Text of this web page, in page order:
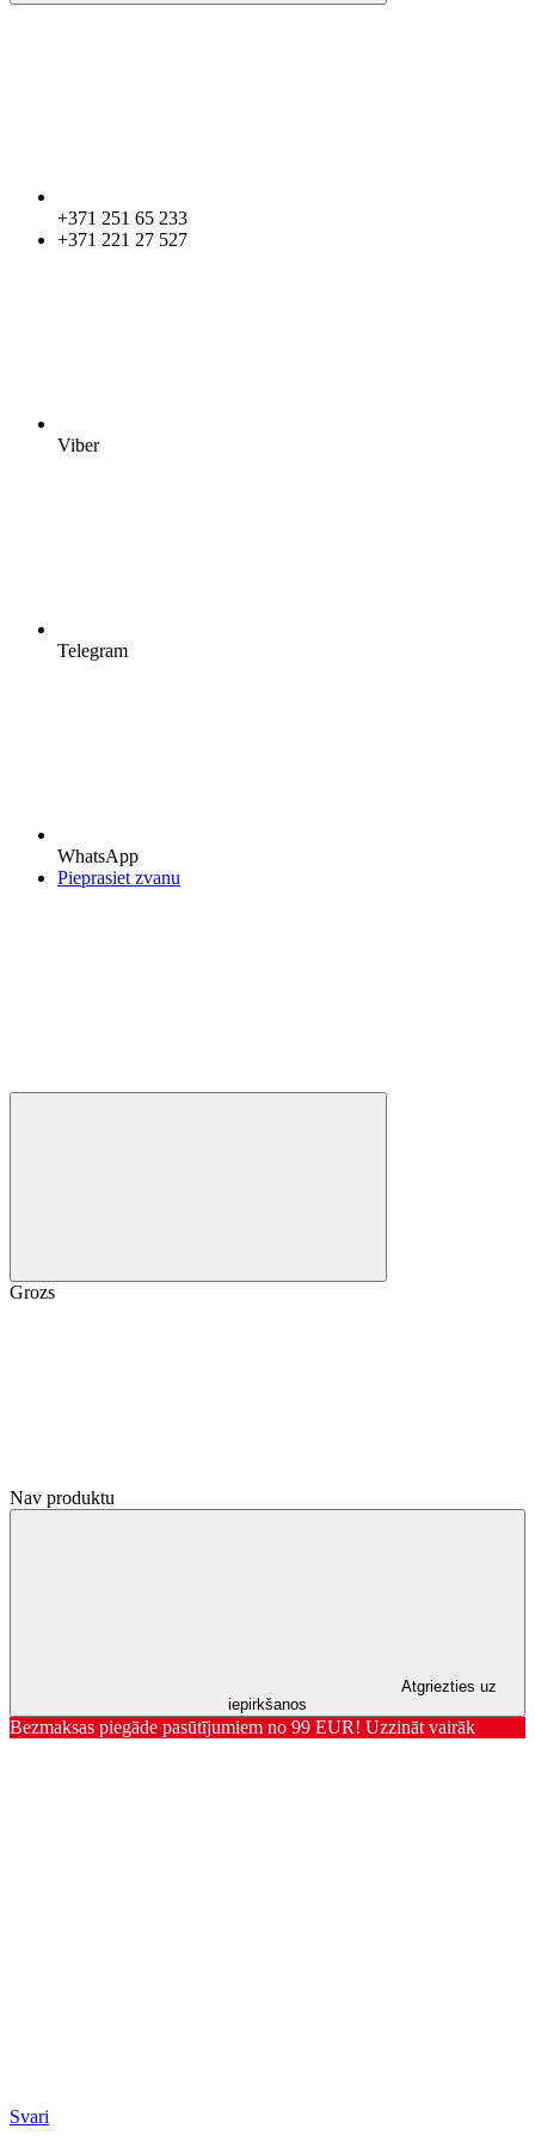
+371 251 65 233
+371 221 27 527
Viber
Telegram
WhatsApp
Pieprasiet zvanu
Grozs
Nav produktu
Atgriezties uz
iepirkšanos
Bezmaksas piegāde pasūtījumiem no 99 EUR! Uzzināt vairāk
Svari